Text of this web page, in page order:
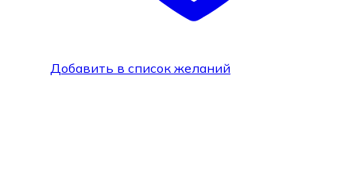
Добавить в список желаний